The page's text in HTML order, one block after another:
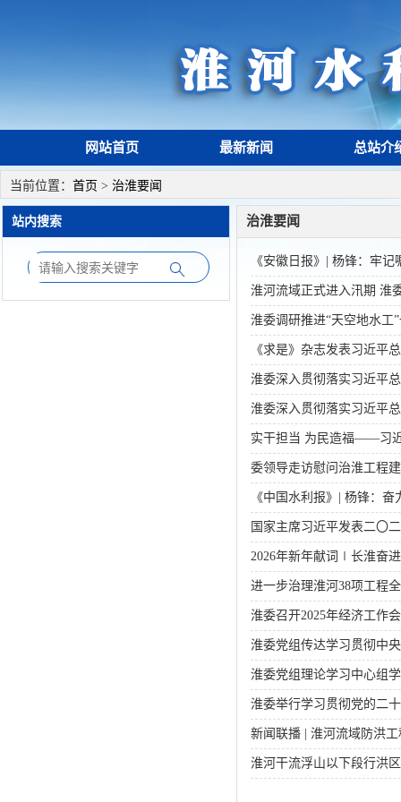
网站首页 最新新闻 总站介
当前位置： 首页 > 治淮要闻
站内搜索 治淮要闻
《安徽日报》| 杨锋：牢
淮河流域正式进入汛期 淮
淮委调研推进“天空地水工
《求是》杂志发表习近平
淮委深入贯彻落实习近平
淮委深入贯彻落实习近平
实干担当 为民造福——习
委领导走访慰问治淮工程
《中国水利报》| 杨锋：
国家主席习近平发表二〇
2026年新年献词∣长淮奋
进一步治理淮河38项工程
淮委召开2025年经济工作
淮委党组传达学习贯彻中
淮委党组理论学习中心组
淮委举行学习贯彻党的二
新闻联播 | 淮河流域防洪
淮河干流浮山以下段行洪